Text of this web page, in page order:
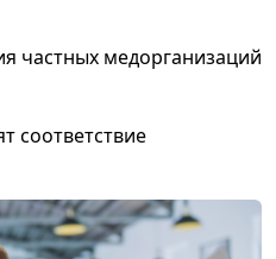
частных медорганизаций
соответствие